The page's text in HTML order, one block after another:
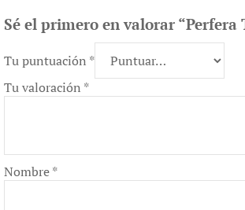
Sé el primero en valorar “Perfera
Tu puntuación *
Tu valoración *
Nombre*